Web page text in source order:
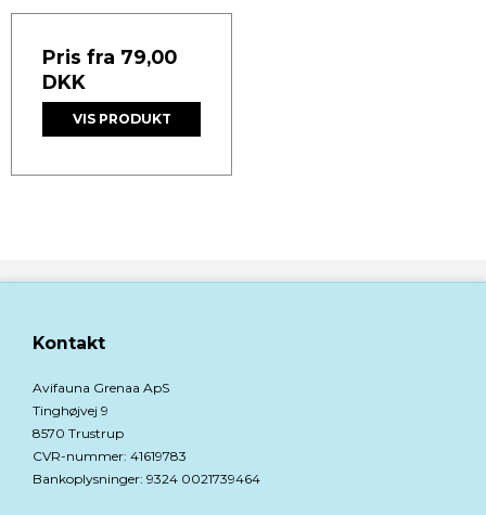
Pris fra 79,00
DKK
VIS PRODUKT
Kontakt
Avifauna Grenaa ApS
Tinghøjvej 9
8570 Trustrup
CVR-nummer: 41619783
Bankoplysninger: 9324 0021739464